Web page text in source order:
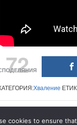
72
Хваление
cookies to ensure